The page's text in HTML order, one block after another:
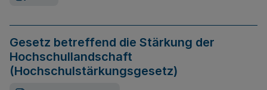
Gesetz betreffend die Stärkung der
Hochschullandschaft
(Hochschulstärkungsgesetz)